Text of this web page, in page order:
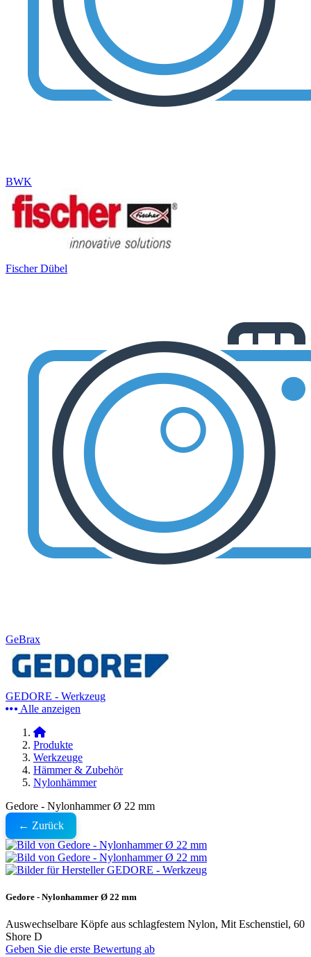
BWK
Fischer Dübel
GeBrax
GEDORE - Werkzeug
Alle anzeigen
Produkte
Werkzeuge
Hämmer & Zubehör
Nylonhämmer
Gedore - Nylonhammer Ø 22 mm
← Zurück
Gedore - Nylonhammer Ø 22 mm
Auswechselbare Köpfe aus schlagfestem Nylon, Mit Eschenstiel, 60
Shore D
Geben Sie die erste Bewertung ab